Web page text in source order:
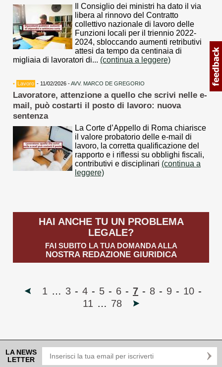
Il Consiglio dei ministri ha dato il via
libera al rinnovo del Contratto
collettivo nazionale di lavoro delle
Funzioni locali per il triennio 2022-
2024, sbloccando aumenti retributivi
attesi da tempo da centinaia di
migliaia di lavoratori di... (continua a leggere)
• Lavoro - 11/02/2026 -AVV. MARCO DE GREGORIO
Lavoratore, attenzione a quello che scrivi nelle e-
mail, può costarti il posto di lavoro: nuova
sentenza
La Corte d’Appello di Roma chiarisce
il valore probatorio delle e-mail di
lavoro, la corretta qualificazione del
rapporto e i riflessi su obblighi fiscali,
contributivi e disciplinari (continua a
leggere)
HAI ANCHE TU UN PROBLEMA
LEGALE?
FAI SUBITO LA TUA DOMANDA ALLA
NOSTRA REDAZIONE GIURIDICA
1 … 3 - 4 - 5 - 6 - 7 - 8 - 9 - 10 -
11 … 78
LA NEWS
LETTER